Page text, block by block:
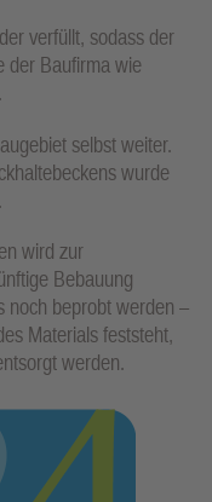
verfüllt, sodass der
der Baufirma wie
selbst weiter.
wurde
wird zur
Bebauung
noch beprobt werden –
Materials feststeht,
werden.